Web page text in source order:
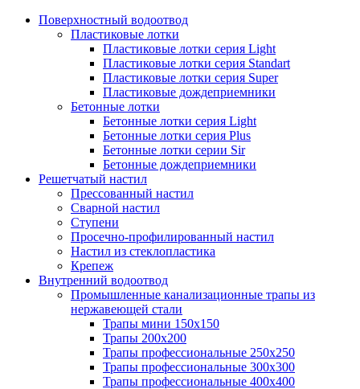
Поверхностный водоотвод
Пластиковые лотки
Пластиковые лотки серия Light
Пластиковые лотки серия Standart
Пластиковые лотки серия Super
Пластиковые дождеприемники
Бетонные лотки
Бетонные лотки серия Light
Бетонные лотки серия Plus
Бетонные лотки серии Sir
Бетонные дождеприемники
Решетчатый настил
Прессованный настил
Сварной настил
Ступени
Просечно-профилированный настил
Настил из стеклопластика
Крепеж
Внутренний водоотвод
Промышленные канализационные трапы из
нержавеющей стали
Трапы мини 150х150
Трапы 200х200
Трапы профессиональные 250х250
Трапы профессиональные 300х300
Трапы профессиональные 400х400